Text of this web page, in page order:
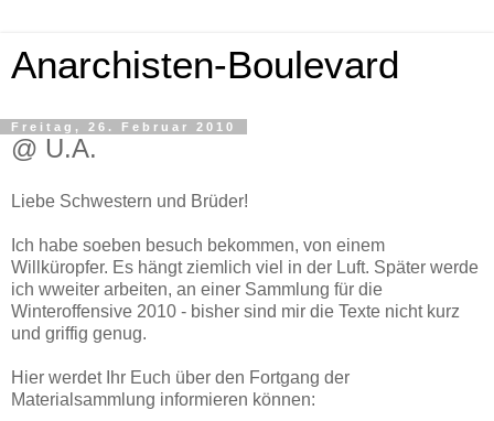
Anarchisten-Boulevard
Freitag, 26. Februar 2010
@ U.A.
Liebe Schwestern und Brüder!
Ich habe soeben besuch bekommen, von einem
Willküropfer. Es hängt ziemlich viel in der Luft. Später werde
ich wweiter arbeiten, an einer Sammlung für die
Winteroffensive 2010 - bisher sind mir die Texte nicht kurz
und griffig genug.
Hier werdet Ihr Euch über den Fortgang der
Materialsammlung informieren können: